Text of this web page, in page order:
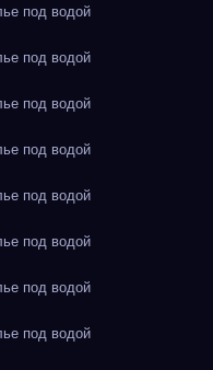
под водой
под водой
под водой
под водой
под водой
под водой
под водой
под водой